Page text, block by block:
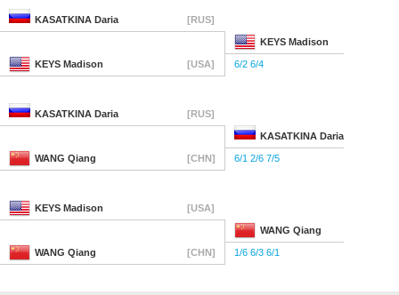
KASATKINA Daria [RUS]
KEYS Madison
KEYS Madison [USA] 6/2 6/4
KASATKINA Daria [RUS]
KASATKINA Daria
WANG Qiang [CHN] 6/1 2/6 7/5
KEYS Madison [USA]
WANG Qiang
WANG Qiang [CHN] 1/6 6/3 6/1